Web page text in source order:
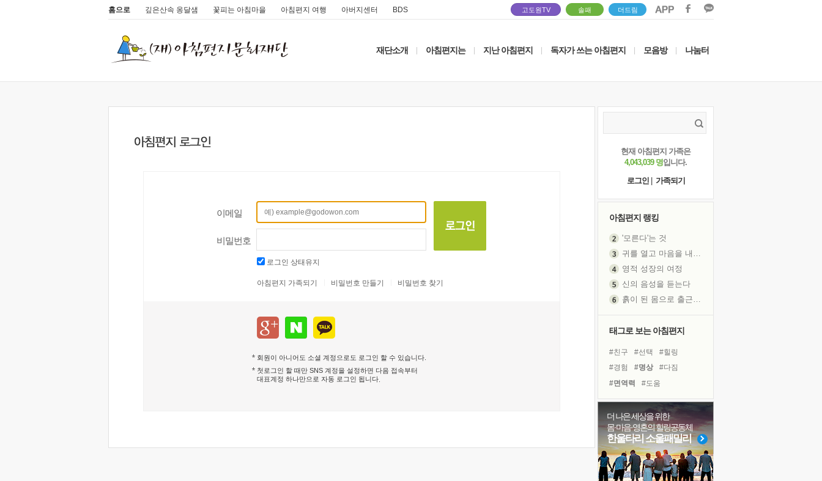
홈으로 깊은산속 옹달샘 꽃피는 아침마을 아침편지 여행 아버지센터 BDS 고도원TV 솔패 더드림
재단소개 아침편지는 지난 아침편지 독자가 쓰는 아침편지 모음방 나눔터
이메일
비밀번호
로그인 상태유지
아침편지 가족되기 비밀번호 만들기 비밀번호 찾기
회원이 아니어도 소셜 계정으로도 로그인 할 수 있습니다.
첫로그인 할 때만 SNS 계정을 설정하면 다음 접속부터
대표계정 하나만으로 자동 로그인 됩니다
현재 아침편지 가족은
4,043,039 명입니다.
로그인
가족되기
아침편지 랭킹
영적 성장의 여정
신의 음성을 듣는다
극과 극의 양 끝단
처음 손을 잡았던 날
꿈이 실제가 되는 것
'말 타는 법'을 먼저
아픈 아버지를 위한 공간 설계
슬럼프
보고 싶은 어머니
유년 시절의 부산 영도 바다
태그로 보는 아침편지
#친구 #선택
#힐링
#경험
#명상
#다짐
#면역력
#도움
#링컨학교
#위기
#희망
#아이들
#독서
#극복
#리더
#사람
#유튜브
#독서캠프
#바이러스
#나눔
#삶
더 나은 세상을 위한
몸·마음·영혼의 힐링공동체
한울타리 소울패밀리